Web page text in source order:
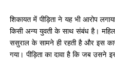
शिकायत में पीड़िता ने यह भी आरोप
किसी अन्य युवती के साथ संबंध है।
ससुराल के सामने ही रहती है और इस कारण
गया। पीड़िता का दावा है कि जब उसने